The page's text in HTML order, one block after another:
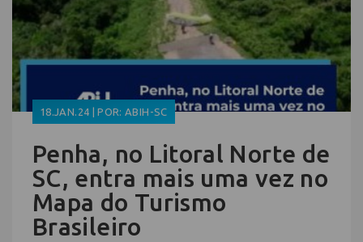
18.JAN.24 | POR: ABIH-SC
Penha, no Litoral Norte de
SC, entra mais uma vez no
Mapa do Turismo
Brasileiro